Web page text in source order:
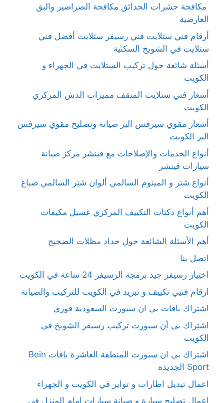
مكافحة حشرات الحدائق مكافحة الصراصير والبق
العارضية
أرقام فني ستلايت فني رسيفر ستلايت أفضل فني
ستلايت في الشويخ السكنية
أسئلة شائعة حول تركيب الستلايت في الجهراء و
الكويت
أسعار فني ستلايت المنقف مميزات الدش المركزي
الكويت
أسعار مقوي سيرفس البر صيانة وتصليح مقوي سيرفس
البر الكويت
أنواع الخدمات والإصلاحات مع فينشر مركز صيانة
سيارات فينشر
أنواع شتر و المينوم السالمي ألوان شتر السالمي صباغ
الكويت
أهم أنواع دكتات التكييف المركزي غسيل مكيفات
الكويت
أهم الأسئلة الشائعة حول حداد مظلات الضجيج
اتصل بنا
اختِيار رسيفر جيد برمجة الرسيفر 24 ساعة في الكويت
ارقام فنيي تكييف و تبريد في الكويت للتركيب والصيانة
اشتراك باقات بي ان سبورت السعودية فوري
اشتراك بي أن سبورت تركيب رسيفر الشويخ في
الكويت
اشتراك بي ان سبورت المنطقة العاشرة باقات Bein
Sport الجديدة
اعمال تبديل اطارات و تواير في الكويت و الجهراء
اعمال تصليح سيارة و صيانة سيارات امام المنزل في